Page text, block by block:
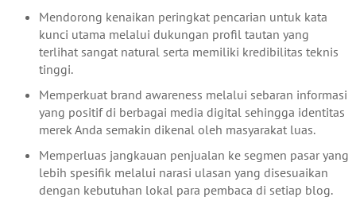
Mendorong kenaikan peringkat pencarian untuk kata
kunci utama melalui dukungan profil tautan yang
terlihat sangat natural serta memiliki kredibilitas teknis
tinggi.
Memperkuat brand awareness melalui sebaran informasi
yang positif di berbagai media digital sehingga identitas
merek Anda semakin dikenal oleh masyarakat luas.
Memperluas jangkauan penjualan ke segmen pasar yang
lebih spesifik melalui narasi ulasan yang disesuaikan
dengan kebutuhan lokal para pembaca di setiap blog.